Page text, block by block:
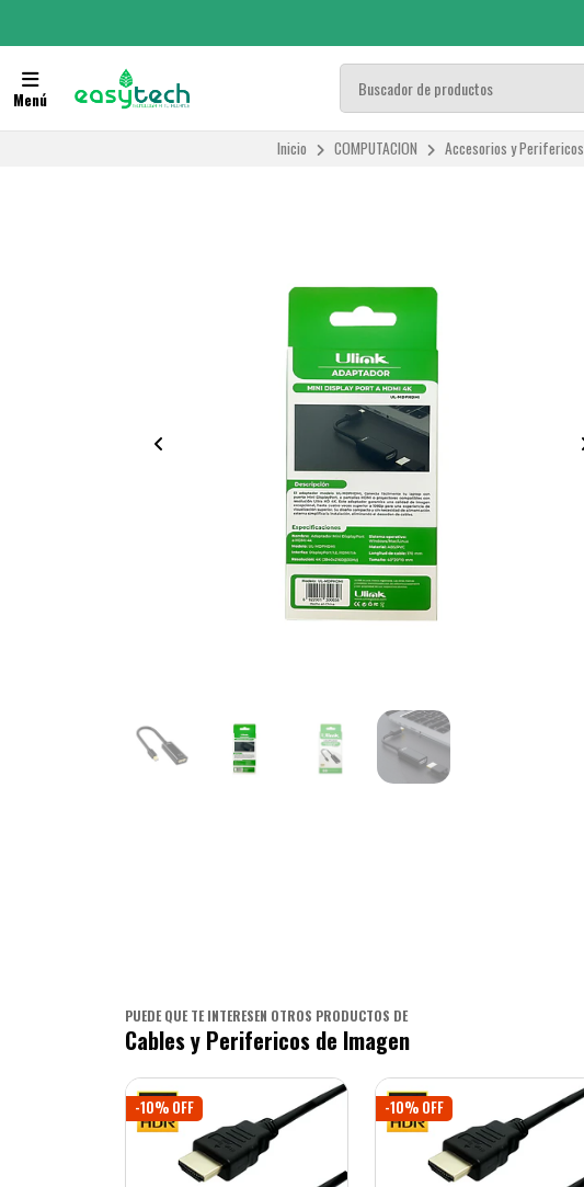
Menú
Inicio COMPUTACION Accesorios y Perifericos
PUEDE QUE TE INTERESEN OTROS PRODUCTOS DE
Cables y Perifericos de Imagen
-10% OFF -10% OFF